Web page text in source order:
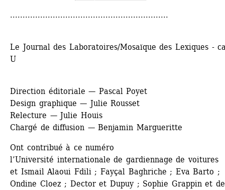
...............................................................
Le Journal des Laboratoires/Mosaïque des Lexiques -
U
Direction éditoriale — Pascal Poyet
Design graphique — Julie Rousset
Relecture — Julie Houis
Chargé de diffusion — Benjamin Margueritte
Ont contribué à ce numéro
l’Université internationale de gardiennage de voitures
et Ismail Alaoui Fdili ; Fayçal Baghriche ; Eva Barto ;
Ondine Cloez ; Dector et Dupuy ; Sophie Grappin et